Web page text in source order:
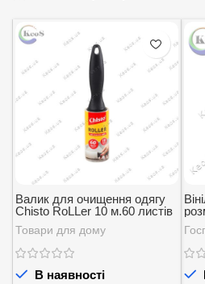
Валик для очищення одягу
Chisto RoLLer 10 м.60 листів
1 шт.
Товари для дому
В наявності